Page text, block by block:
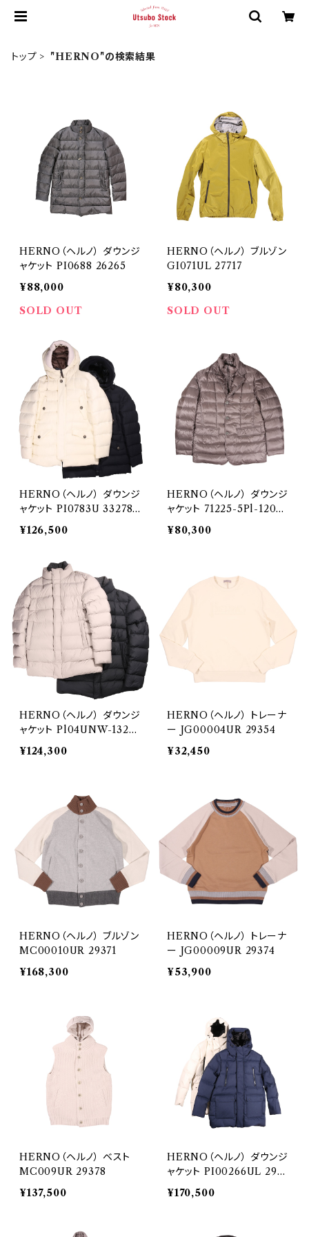
トップ "HERNO"の検索結果
HERNO（ヘルノ） ダウンジ
ャケット PI0688 26265
¥88,000
SOLD OUT
HERNO（ヘルノ） ブルゾン
GI071UL 27717
¥80,300
SOLD OUT
HERNO（ヘルノ） ダウンジ
ャケット PI0783U 33278 9
200 29147
¥126,500
HERNO（ヘルノ） ダウンジ
ャケット 71225-5Pl-12051
-9450 29189
¥80,300
HERNO（ヘルノ） ダウンジ
ャケット Pl04UNW-13220
-9200 29193
¥124,300
HERNO（ヘルノ） トレーナ
ー JG00004UR 29354
¥32,450
HERNO（ヘルノ） ブルゾン
MC00010UR 29371
¥168,300
HERNO（ヘルノ） トレーナ
ー JG00009UR 29374
¥53,900
HERNO（ヘルノ） ベスト
MC009UR 29378
¥137,500
HERNO（ヘルノ） ダウンジ
ャケット PI00266UL 2939
1
¥170,500